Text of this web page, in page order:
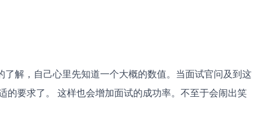
的要求了。 这样也会增加面试的成功率。不至于会闹出笑